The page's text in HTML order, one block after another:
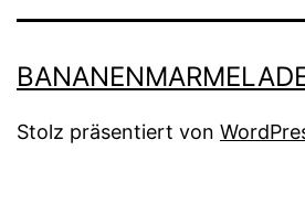
Stolz präsentiert von